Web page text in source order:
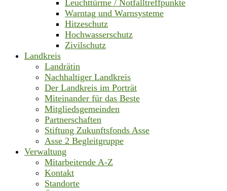
Leuchttürme / Notfalltreffpunkte
Warntag und Warnsysteme
Hitzeschutz
Hochwasserschutz
Zivilschutz
Landkreis
Landrätin
Nachhaltiger Landkreis
Der Landkreis im Porträt
Miteinander für das Beste
Mitgliedsgemeinden
Partnerschaften
Stiftung Zukunftsfonds Asse
Asse 2 Begleitgruppe
Verwaltung
Mitarbeitende A-Z
Kontakt
Standorte